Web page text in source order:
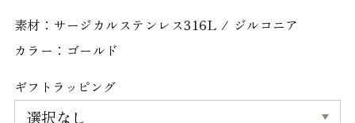
素材：サージカルステンレス316L / ジルコニア
カラー：ゴールド
ギフトラッピング